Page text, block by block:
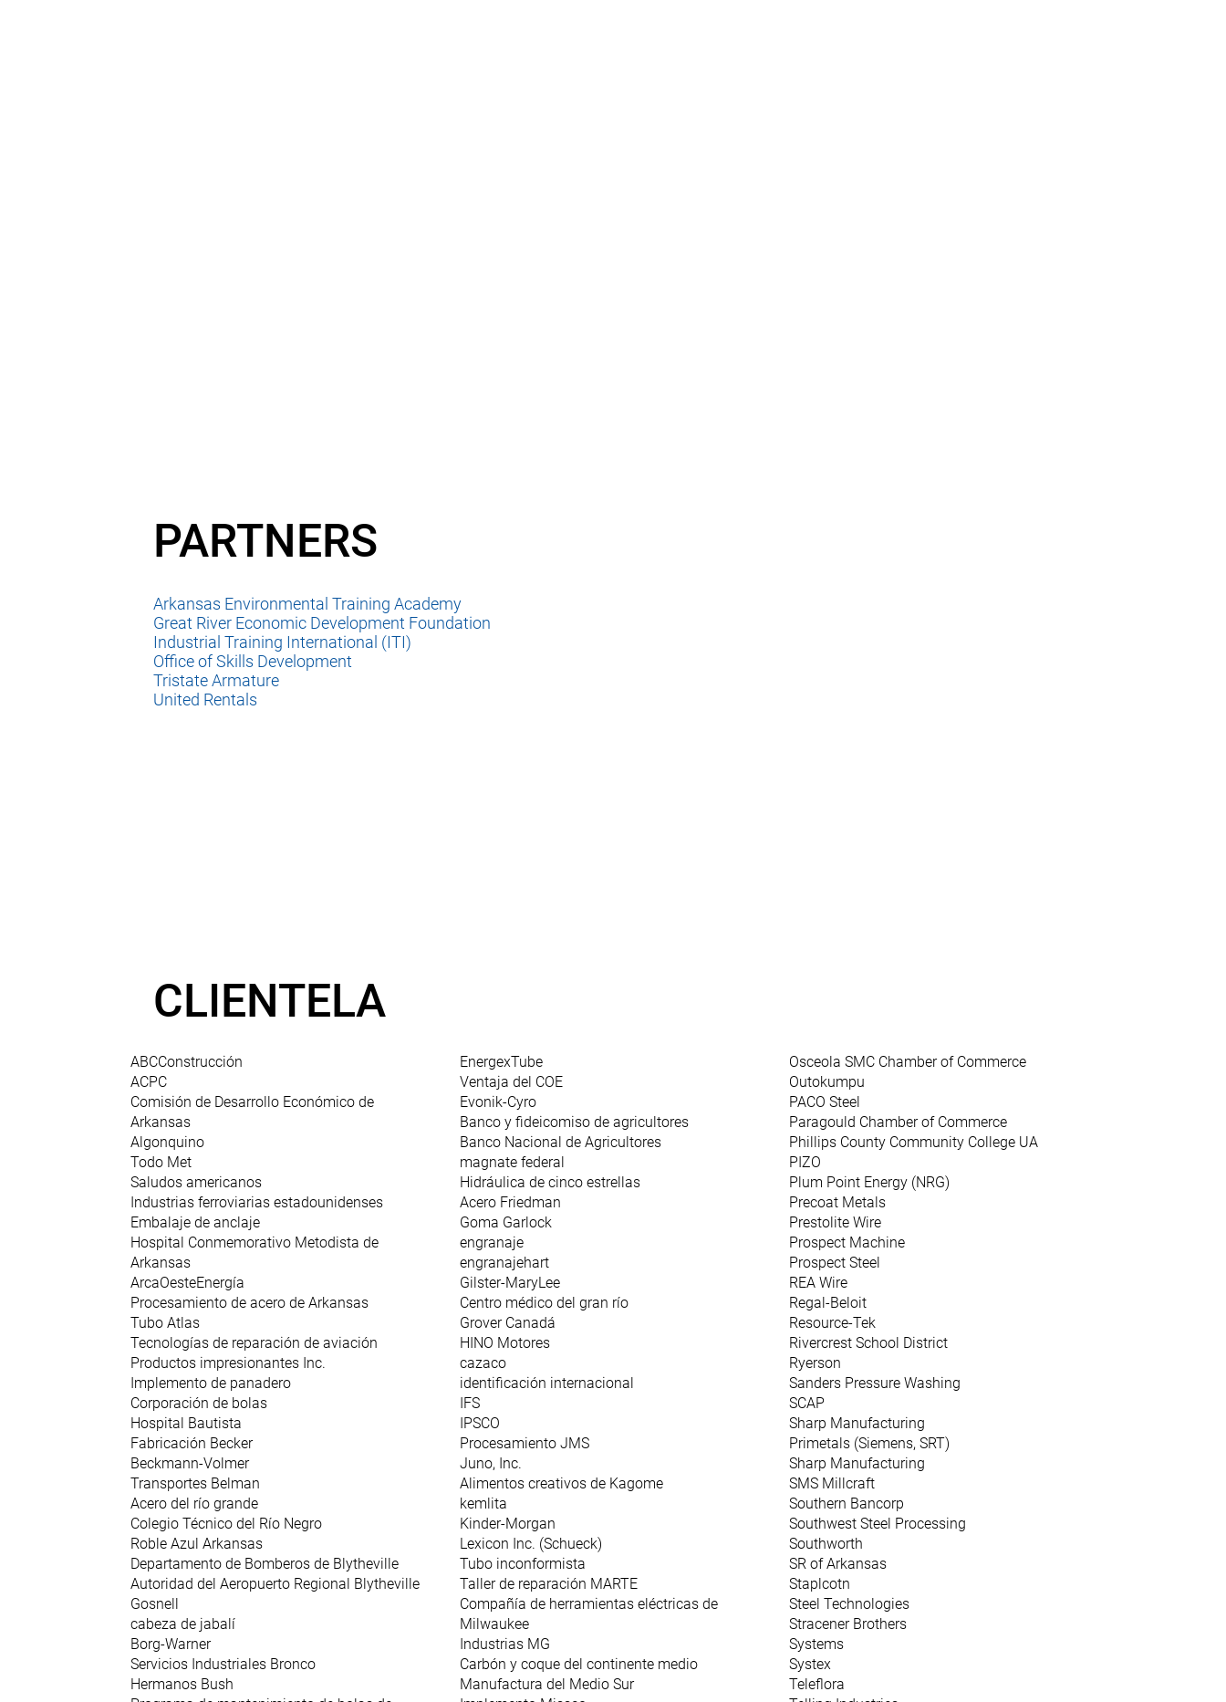
PARTNERS
Arkansas Environmental Training Academy
Great River Economic Development Foundation
Industrial Training International (ITI)
Office of Skills Development
Tristate Armature
United Rentals
CLIENTELA
ABCConstrucción
ACPC
Comisión de Desarrollo Económico de
Arkansas
Algonquino
Todo Met
Saludos americanos
Industrias ferroviarias estadounidenses
Embalaje de anclaje
Hospital Conmemorativo Metodista de
Arkansas
ArcaOesteEnergía
Procesamiento de acero de Arkansas
Tubo Atlas
Tecnologías de reparación de aviación
Productos impresionantes Inc.
Implemento de panadero
Corporación de bolas
Hospital Bautista
Fabricación Becker
Beckmann-Volmer
Transportes Belman
Acero del río grande
Colegio Técnico del Río Negro
Roble Azul Arkansas
Departamento de Bomberos de Blytheville
Autoridad del Aeropuerto Regional Blytheville
Gosnell
cabeza de jabalí
Borg-Warner
Servicios Industriales Bronco
Hermanos Bush
EnergexTube
Ventaja del COE
Evonik-Cyro
Banco y fideicomiso de agricultores
Banco Nacional de Agricultores
magnate federal
Hidráulica de cinco estrellas
Acero Friedman
Goma Garlock
engranaje
engranajehart
Gilster-MaryLee
Centro médico del gran río
Grover Canadá
HINO Motores
cazaco
identificación internacional
IFS
IPSCO
Procesamiento JMS
Juno, Inc.
Alimentos creativos de Kagome
kemlita
Kinder-Morgan
Lexicon Inc. (Schueck)
Tubo inconformista
Taller de reparación MARTE
Compañía de herramientas eléctricas de
Milwaukee
Industrias MG
Carbón y coque del continente medio
Manufactura del Medio Sur
Osceola SMC Chamber of Commerce
Outokumpu
PACO Steel
Paragould Chamber of Commerce
Phillips County Community College UA
PIZO
Plum Point Energy (NRG)
Precoat Metals
Prestolite Wire
Prospect Machine
Prospect Steel
REA Wire
Regal-Beloit
Resource-Tek
Rivercrest School District
Ryerson
Sanders Pressure Washing
SCAP
Sharp Manufacturing
Primetals (Siemens, SRT)
Sharp Manufacturing
SMS Millcraft
Southern Bancorp
Southwest Steel Processing
Southworth
SR of Arkansas
Staplcotn
Steel Technologies
Stracener Brothers
Systems
Systex
Teleflora